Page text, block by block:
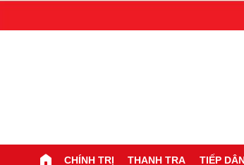
CHÍNH TRỊ THANH TRA TIẾP